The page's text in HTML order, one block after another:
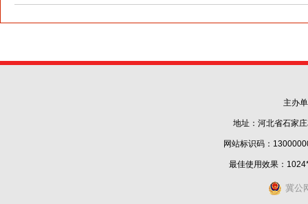
主办
地址：河北省石家
网站标识码：
最佳使用效果：
冀公